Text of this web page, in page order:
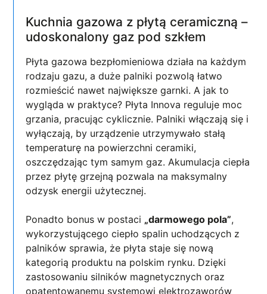
Kuchnia gazowa z płytą ceramiczną –
udoskonalony gaz pod szkłem
Płyta gazowa bezpłomieniowa działa na każdym
rodzaju gazu, a duże palniki pozwolą łatwo
rozmieścić nawet największe garnki. A jak to
wygląda w praktyce? Płyta Innova reguluje moc
grzania, pracując cyklicznie. Palniki włączają się i
wyłączają, by urządzenie utrzymywało stałą
temperaturę na powierzchni ceramiki,
oszczędzając tym samym gaz. Akumulacja ciepła
przez płytę grzejną pozwala na maksymalny
odzysk energii użytecznej.
Ponadto bonus w postaci „darmowego pola”,
wykorzystującego ciepło spalin uchodzących z
palników sprawia, że płyta staje się nową
kategorią produktu na polskim rynku. Dzięki
zastosowaniu silników magnetycznych oraz
opatentowanemu systemowi elektrozaworów